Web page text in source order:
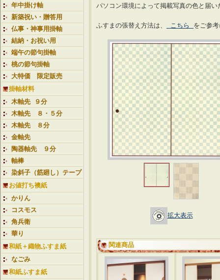
年中掛け軸
新築祝い・贈答用
仏事・神事用掛軸
結納・お祝い用
端午の節句掛軸
桃の節句掛軸
大特価 限定販売
掛軸材料
木軸先 ９分
木軸先 ８・５分
木軸先 ８分
金軸先
陶器軸先 ９分
軸棒
染斜子（筋廻し）テープ
お値打ち襖紙
かりん
コスモス
角兵衛
華り
和紙＋織物ふすま紙
なごみ
和紙ふすま紙
パソコン環境によって掲載写真の色と届
ふすまの張替え方法は、 こちら をご参
拡大表示
関連商品